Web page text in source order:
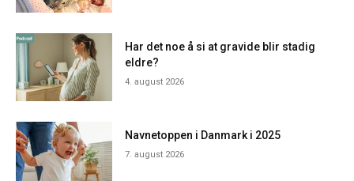
Har det noe å si at gravide blir stadig
eldre?
4. august 2026
Navnetoppen i Danmark i 2025
7. august 2026